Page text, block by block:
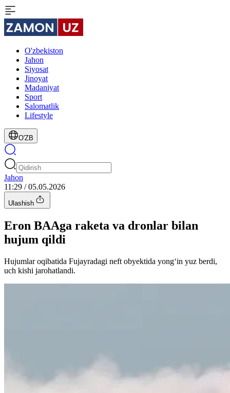
O'zbekiston
Jahon
Siyosat
Jinoyat
Madaniyat
Sport
Salomatlik
Lifestyle
O'ZB
Jahon
11:29 / 05.05.2026
Ulashish
Eron BAAga raketa va dronlar bilan
hujum qildi
Hujumlar oqibatida Fujayradagi neft obyektida yong‘in yuz berdi,
uch kishi jarohatlandi.